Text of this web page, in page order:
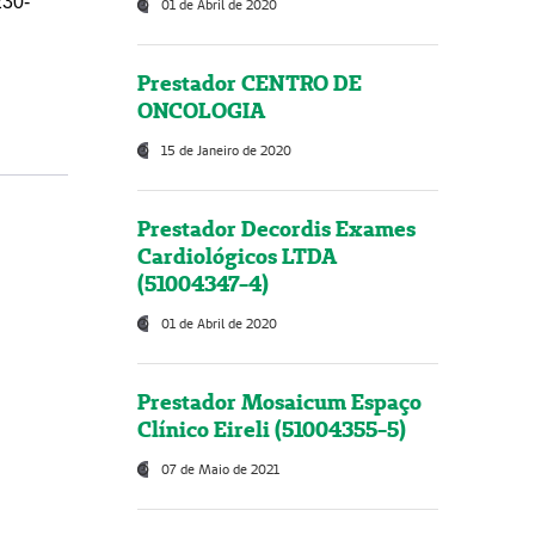
01 de Abril de 2020
Prestador CENTRO DE
ONCOLOGIA
15 de Janeiro de 2020
Prestador Decordis Exames
Cardiológicos LTDA
(51004347-4)
01 de Abril de 2020
Prestador Mosaicum Espaço
Clínico Eireli (51004355-5)
07 de Maio de 2021